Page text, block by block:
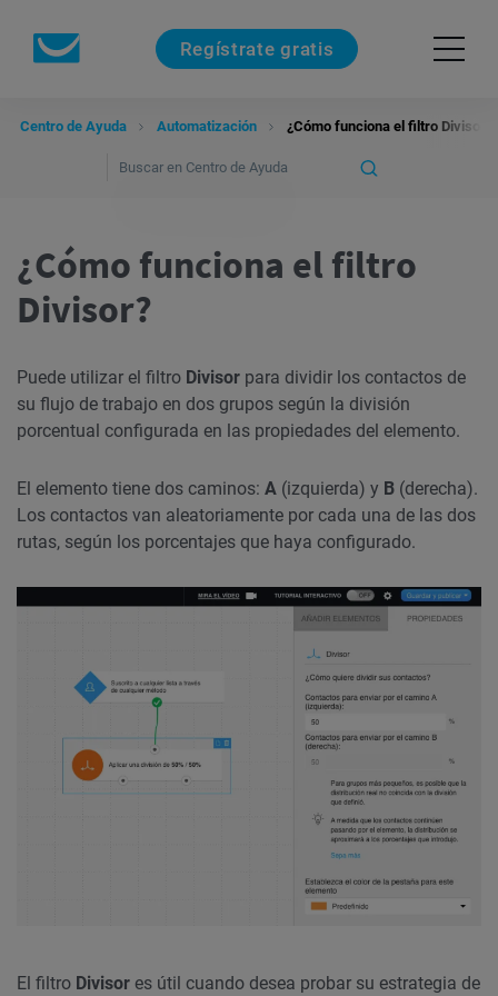
Regístrate gratis
Centro de Ayuda Automatización ¿Cómo funciona el filtro Divisor?
¿Cómo funciona el filtro
Divisor?
Puede utilizar el filtro Divisor para dividir los contactos de
su flujo de trabajo en dos grupos según la división
porcentual configurada en las propiedades del elemento.
El elemento tiene dos caminos: A (izquierda) y B (derecha).
Los contactos van aleatoriamente por cada una de las dos
rutas, según los porcentajes que haya configurado.
El filtro Divisor es útil cuando desea probar su estrategia de